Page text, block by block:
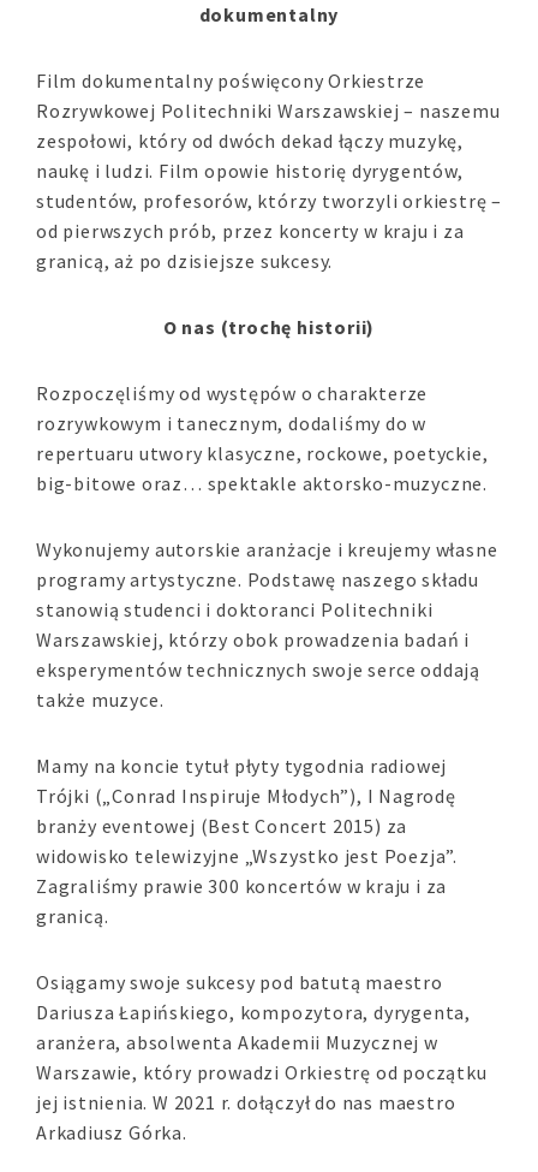
dokumentalny
Film dokumentalny poświęcony Orkiestrze
Rozrywkowej Politechniki Warszawskiej – naszemu
zespołowi, który od dwóch dekad łączy muzykę,
naukę i ludzi. Film opowie historię dyrygentów,
studentów, profesorów, którzy tworzyli orkiestrę –
od pierwszych prób, przez koncerty w kraju i za
granicą, aż po dzisiejsze sukcesy.
O nas (trochę historii)
Rozpoczęliśmy od występów o charakterze
rozrywkowym i tanecznym, dodaliśmy do w
repertuaru utwory klasyczne, rockowe, poetyckie,
big-bitowe oraz… spektakle aktorsko-muzyczne.
Wykonujemy autorskie aranżacje i kreujemy własne
programy artystyczne. Podstawę naszego składu
stanowią studenci i doktoranci Politechniki
Warszawskiej, którzy obok prowadzenia badań i
eksperymentów technicznych swoje serce oddają
także muzyce.
Mamy na koncie tytuł płyty tygodnia radiowej
Trójki („Conrad Inspiruje Młodych”), I Nagrodę
branży eventowej (Best Concert 2015) za
widowisko telewizyjne „Wszystko jest Poezja”.
Zagraliśmy prawie 300 koncertów w kraju i za
granicą.
Osiągamy swoje sukcesy pod batutą maestro
Dariusza Łapińskiego, kompozytora, dyrygenta,
aranżera, absolwenta Akademii Muzycznej w
Warszawie, który prowadzi Orkiestrę od początku
jej istnienia. W 2021 r. dołączył do nas maestro
Arkadiusz Górka.